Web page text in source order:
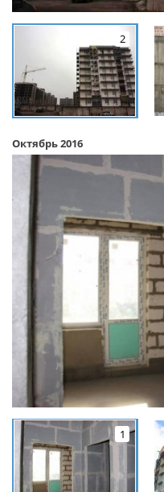
2
Октябрь 2016
1